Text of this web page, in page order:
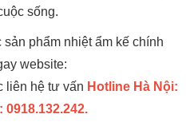
sống.
phẩm nhiệt ẩm kế chính
website:
liên hệ tư vấn Hotline Hà Nội:
0918.132.242.